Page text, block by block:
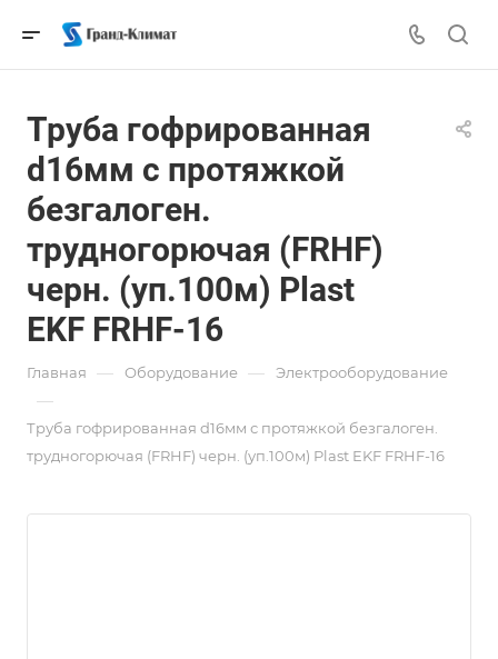
Труба гофрированная
d16мм с протяжкой
безгалоген.
трудногорючая (FRHF)
черн. (уп.100м) Plast
EKF FRHF-16
Главная — Оборудование — Электрооборудование
—
Труба гофрированная d16мм с протяжкой безгалоген.
трудногорючая (FRHF) черн. (уп.100м) Plast EKF FRHF-16